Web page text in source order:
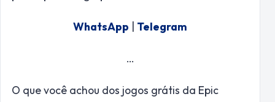
WhatsApp Telegram
…
O que você achou dos jogos grátis da Epic